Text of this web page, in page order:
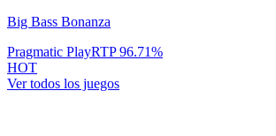
Big Bass Bonanza
Pragmatic PlayRTP96.71%
HOT
Ver todos los juegos